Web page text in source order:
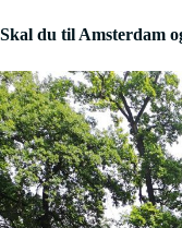
Skal du til Amsterdam